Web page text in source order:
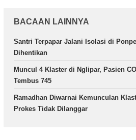
BACAAN LAINNYA
Santri Terpapar Jalani Isolasi di
Dihentikan
Muncul 4 Klaster di Nglipar, Pasien
Tembus 745
Ramadhan Diwarnai Kemunculan
Prokes Tidak Dilanggar